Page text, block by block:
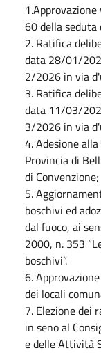
60 della seduta
2. Ratifica
data 28/01/
2/2026 in via
3. Ratifica
data 11/03/
3/2026 in via
4. Adesione
Provincia di
di Convenzione;
5.
boschivi ed
dal fuoco, ai
2000, n. 353
boschivi”.
6.
dei locali
7. Elezione dei
in seno al
e delle Attività